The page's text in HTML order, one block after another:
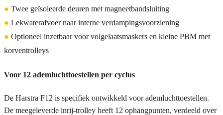
● Twee geïsoleerde deuren met magneetbandsluiting
● Lekwaterafvoer naar interne verdampingsvoorziening
● Optioneel inzetbaar voor volgelaatsmaskers en kleine PBM met
korventrolleys
Voor 12 ademluchttoestellen per cyclus
De Harstra F12 is specifiek ontwikkeld voor ademluchttoestellen.
De meegeleverde inrij-trolley heeft 12 ophangpunten, verdeeld over